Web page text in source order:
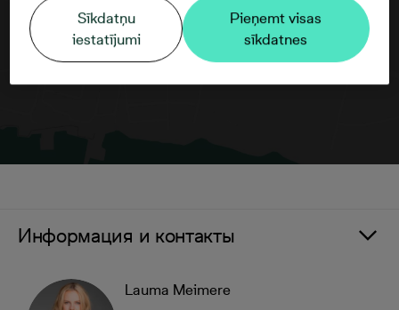
Информация и контакты
Lauma Meimere
Sīkdatņu
iestatījumi
Pieņemt visas
sīkdatnes